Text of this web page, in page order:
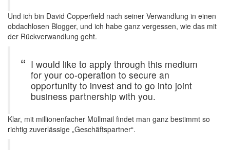
Und ich bin David Copperfield nach seiner Verwandlung in einen
obdachlosen Blogger, und ich habe ganz vergessen, wie das mit
der Rückverwandlung geht.
I would like to apply through this medium
for your co-operation to secure an
opportunity to invest and to go into joint
business partnership with you.
Klar, mit millionenfacher Müllmail findet man ganz bestimmt so
richtig zuverlässige „Geschäftspartner“.